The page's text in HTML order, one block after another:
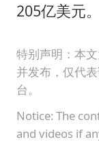
205亿美元。
特别声明：本
并发布，仅代
台。
Notice: The
and videos if